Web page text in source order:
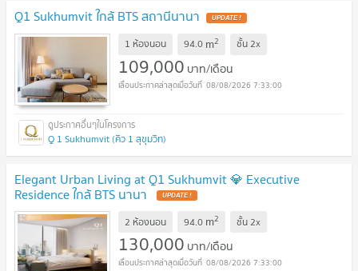
Q1 Sukhumvit ใกล้ BTS สถานีนานา
1 ห้องนอน 94.0 m2 ชั้น2x
109,000 บาท/เดือน
08/08/2026 7:33:00
Q 1 Sukhumvit (คิว 1 สุขุมวิท)
Elegant Urban Living at Q1 Sukhumvit 💎 Executive
Residence ใกล้ BTS นานา
2 ห้องนอน 94.0 m2 ชั้น2x
130,000 บาท/เดือน
08/08/2026 7:33:00